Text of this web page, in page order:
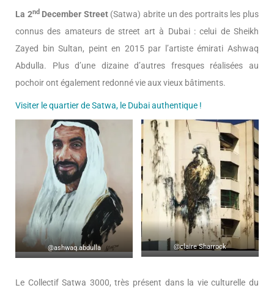
La 2ndDecember Street(Satwa) abrite un des portraits les plus
connus des amateurs de street art à Dubai : celui de Sheikh
Zayed bin Sultan, peint en 2015 par l’artiste émirati Ashwaq
Abdulla. Plus d’une dizaine d’autres fresques réalisées au
pochoir ont également redonné vie aux vieux bâtiments.
Visiter le quartier de Satwa, le Dubai authentique !
@ashwaq.abdulla @claire Sharrock
Le Collectif Satwa 3000, très présent dans la vie culturelle du